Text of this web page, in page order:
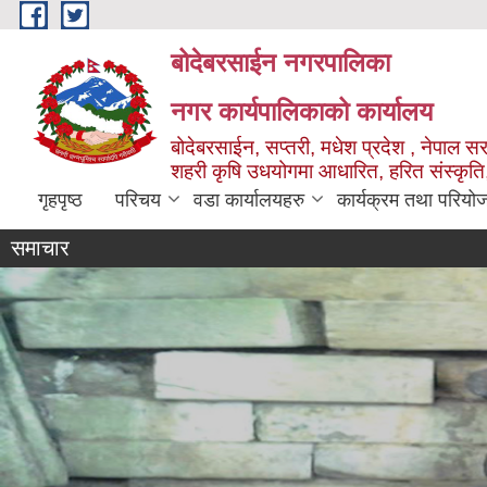
Skip to main content
बोदेबरसाईन नगरपालिका
नगर कार्यपालिकाको कार्यालय
बोदेबरसाईन, सप्तरी, मधेश प्रदेश , नेपाल
शहरी कृषि उधयोगमा आधारित, हरित
गृहपृष्ठ परिचय वडा कार्यालयहरु कार्यक्रम तथा
समाचार